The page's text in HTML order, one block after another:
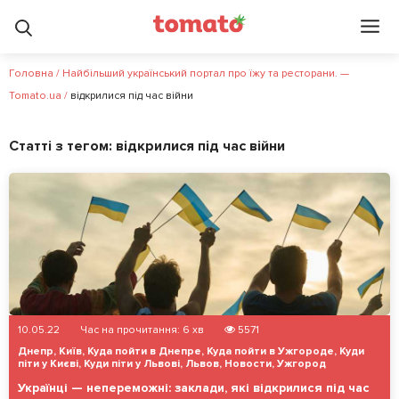
Головна / Найбільший український портал про їжу та ресторани. —
Tomato.ua / відкрилися під час війни
Статті з тегом: відкрилися під час війни
10.05.22 Час на прочитання: 6 хв
5571
Днепр, Київ, Куда пойти в Днепре, Куда пойти в Ужгороде, Куди
піти у Києві, Куди піти у Львові, Львов, Новости, Ужгород
Українці — непереможні: заклади, які відкрилися під час